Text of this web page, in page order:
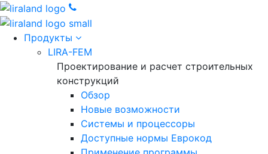
Продукты
LIRA-FEM
Проектирование и расчет строительных
конструкций
Обзор
Новые возможности
Cистемы и процессоры
Доступные нормы Еврокод